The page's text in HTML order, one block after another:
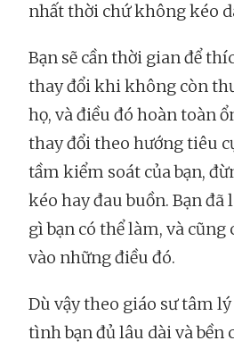
nhất thời chứ không kéo
Bạn sẽ cần thời gian để
thay đổi khi không còn
họ, và điều đó hoàn toàn
thay đổi theo hướng tiêu
tầm kiểm soát của bạn,
kéo hay đau buồn. Bạn đã
gì bạn có thể làm, và
vào những điều đó.
Dù vậy theo giáo sư tâm
tình bạn đủ lâu dài và bền